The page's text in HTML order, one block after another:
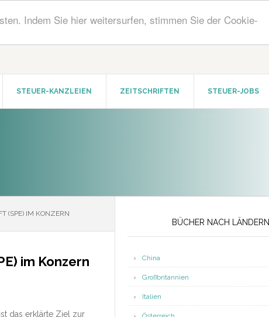
Indem Sie hier weitersurfen, stimmen Sie der Cookie-
STEUER-KANZLEIEN ZEITSCHRIFTEN STEUER-JOBS
(SPE) IM KONZERN
im Konzern
das erklärte Ziel zur
BÜCHER NACH LÄNDERN
China
Großbritannien
Italien